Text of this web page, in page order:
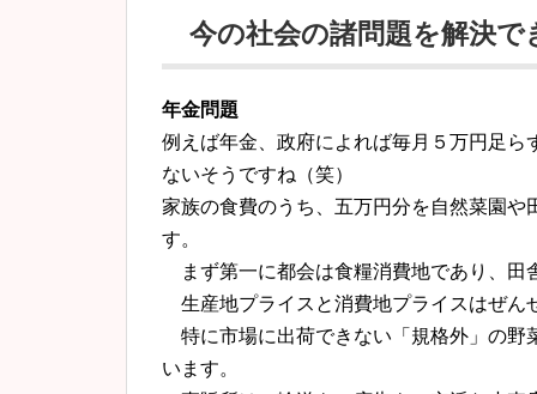
今の社会の諸問題を解決で
年金問題
例えば年金、政府によれば毎月５万円足
ないそうですね（笑）
家族の食費のうち、五万円分を自然菜園
す。
まず第一に都会は食糧消費地であり、田
生産地プライスと消費地プライスはぜん
特に市場に出荷できない「規格外」の野
います。